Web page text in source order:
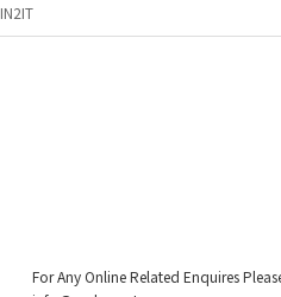
IN2IT
For Any Online Related Enquires